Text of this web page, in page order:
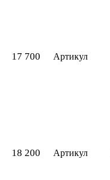
17 700 Артикул
18 200 Артикул